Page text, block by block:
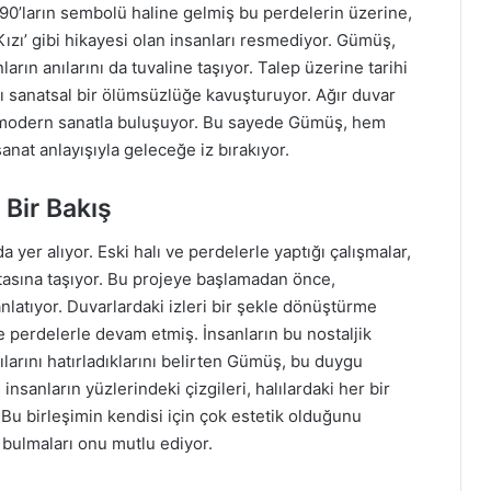
sembolü haline gelmiş bu perdelerin üzerine,
gibi hikayesi olan insanları resmediyor. Gümüş,
anılarını da tuvaline taşıyor. Talep üzerine tarihi
bir ölümsüzlüğe kavuşturuyor. Ağır duvar
sanatla buluşuyor. Bu sayede Gümüş, hem
anlayışıyla geleceğe iz bırakıyor.
Bakış
yer alıyor. Eski halı ve perdelerle yaptığı çalışmalar,
taşıyor. Bu projeye başlamadan önce,
Duvarlardaki izleri bir şekle dönüştürme
perdelerle devam etmiş. İnsanların bu nostaljik
hatırladıklarını belirten Gümüş, bu duygu
insanların yüzlerindeki çizgileri, halılardaki her bir
birleşimin kendisi için çok estetik olduğunu
onu mutlu ediyor.